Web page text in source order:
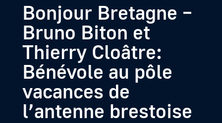
Bonjour Bretagne –
Bruno Biton et
Thierry Cloâtre:
Bénévole au pôle
vacances de
l’antenne brestoise